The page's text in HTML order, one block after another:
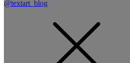
@textart_blog